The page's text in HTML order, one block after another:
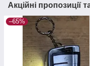
Акційні пропозиції
–65%